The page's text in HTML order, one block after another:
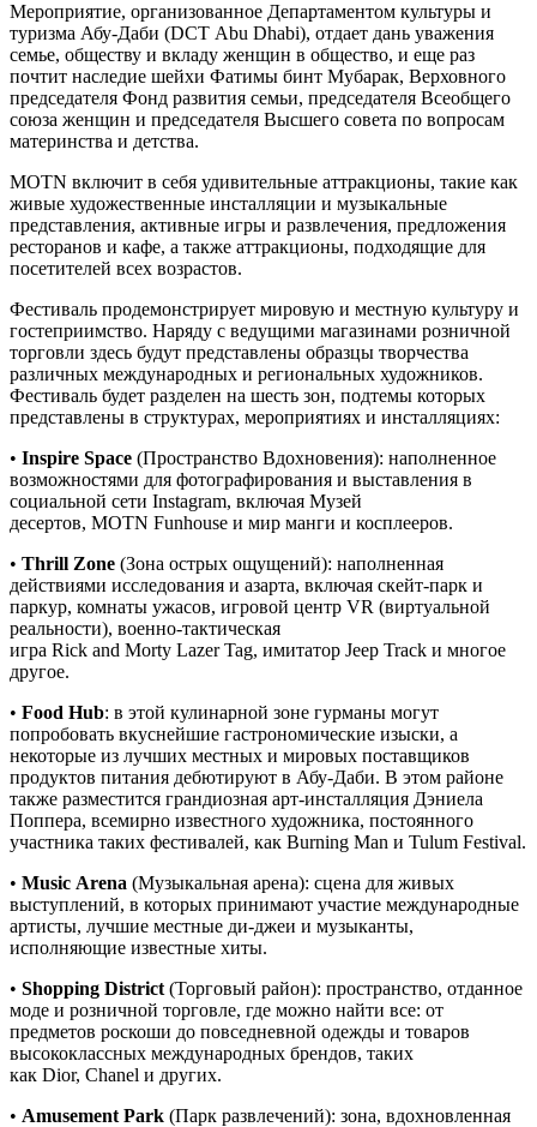
Мероприятие, организованное Департаментом культуры и
туризма Абу-Даби (DCT Abu Dhabi), отдает дань уважения
семье, обществу и вкладу женщин в общество, и еще раз
почтит наследие шейхи Фатимы бинт Мубарак, Верховного
председателя Фонд развития семьи, председателя Всеобщего
союза женщин и председателя Высшего совета по вопросам
материнства и детства.
MOTN включит в себя удивительные аттракционы, такие как
живые художественные инсталляции и музыкальные
представления, активные игры и развлечения, предложения
ресторанов и кафе, а также аттракционы, подходящие для
посетителей всех возрастов.
Фестиваль продемонстрирует мировую и местную культуру и
гостеприимство. Наряду с ведущими магазинами розничной
торговли здесь будут представлены образцы творчества
различных международных и региональных художников.
Фестиваль будет разделен на шесть зон, подтемы которых
представлены в структурах, мероприятиях и инсталляциях:
• Inspire Space (Пространство Вдохновения): наполненное
возможностями для фотографирования и выставления в
социальной сети Instagram, включая Музей
десертов, MOTN Funhouse и мир манги и косплееров.
• Thrill Zone (Зона острых ощущений): наполненная
действиями исследования и азарта, включая скейт-парк и
паркур, комнаты ужасов, игровой центр VR (виртуальной
реальности), военно-тактическая
игра Rick and Morty Lazer Tag, имитатор Jeep Track и многое
другое.
• Food Hub: в этой кулинарной зоне гурманы могут
попробовать вкуснейшие гастрономические изыски, а
некоторые из лучших местных и мировых поставщиков
продуктов питания дебютируют в Абу-Даби. В этом районе
также разместится грандиозная арт-инсталляция Дэниела
Поппера, всемирно известного художника, постоянного
участника таких фестивалей, как Burning Man и Tulum Festival.
• Music Arena (Музыкальная арена): сцена для живых
выступлений, в которых принимают участие международные
артисты, лучшие местные ди-джеи и музыканты,
исполняющие известные хиты.
• Shopping District (Торговый район): пространство, отданное
моде и розничной торговле, где можно найти все: от
предметов роскоши до повседневной одежды и товаров
высококлассных международных брендов, таких
как Dior, Chanel и других.
• Amusement Park (Парк развлечений): зона, вдохновленная